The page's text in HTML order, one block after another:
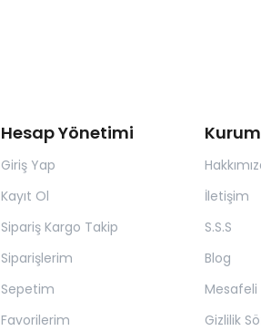
Hesap Yönetimi
Giriş Yap
Kayıt Ol
Sipariş Kargo Takip
Siparişlerim
Sepetim
Favorilerim
İletişim
S.S.S
Blog
Mesafeli
Gizlilik